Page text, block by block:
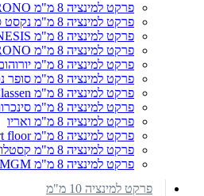
פרקט למינציה 8 מ"מ SWISS KRONO
פרקט למינציה 8 מ"מ נקסט סטפ
פרקט למינציה 8 מ"מ GENESIS
פרקט למינציה 8 מ"מ SWISS KRONO רחב
פרקט למינציה 8 מ"מ יורוהום
פרקט למינציה 8 מ"מ סופר נטורל
פרקט למינציה 8 מ"מ Classen
פרקט למינציה 8 מ"מ סינכרום
פרקט למינציה 8 מ"מ ואריו
פרקט למינציה 8 מ"מ art floor
פרקט למינציה 8 מ"מ קסטלו
פרקט למינציה 8 מ"מ MGM
פרקט למינציה 10 מ"מ